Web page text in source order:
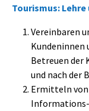
Tourismus:
Vereinbaren
Kundeninnen
Betreuen der
und nach der
Ermitteln von